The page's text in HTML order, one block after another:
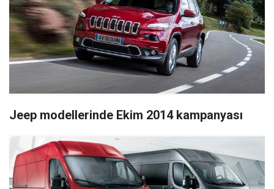
Jeep modellerinde Ekim 2014 kampanyası